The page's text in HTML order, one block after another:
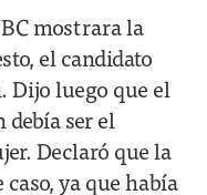
mostrara la
el candidato
Dijo luego que el
ser el
Declaró que la
ya que había